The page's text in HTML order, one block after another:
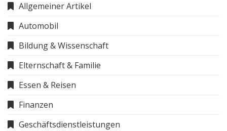
Allgemeiner Artikel
Automobil
Bildung & Wissenschaft
Elternschaft & Familie
Essen & Reisen
Finanzen
Geschäftsdienstleistungen